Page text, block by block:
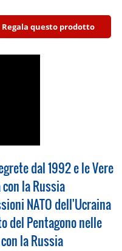
Regala questo prodotto
dal 1992 e le Vere
la Russia
NATO dell'Ucraina
del Pentagono nelle
la Russia